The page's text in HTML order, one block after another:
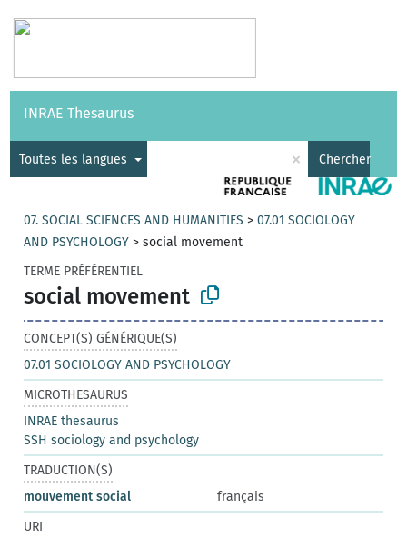
Vocabulaires API
INRAE Thesaurus
Toutes les langues × Chercher
07. SOCIAL SCIENCES AND HUMANITIES >07.01 SOCIOLOGY
AND PSYCHOLOGY >social movement
TERME PRÉFÉRENTIEL
social movement
CONCEPT(S) GÉNÉRIQUE(S)
07.01 SOCIOLOGY AND PSYCHOLOGY
MICROTHESAURUS
INRAE thesaurus
SSH sociology and psychology
TRADUCTION(S)
mouvement social
français
URI